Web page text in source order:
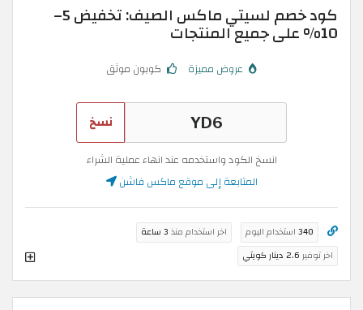
كود خصم لسيتي ماكس الصيف: تخفيض 5–
10% على جميع المنتجات
عروض مميزة كوبون موثق
نسخ
انسخ الكود واستخدمه عند انهاء عملية الشراء
المتابعة إلى موقع ماكس فاشن
340 استخدام اليوم اخر استخدام منذ 3 ساعة
اخر توفير 2.6 دينار كويتي